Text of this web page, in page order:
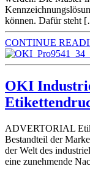
können. Dafür steht
CONTINUE
OKI
ADVERTORIAL
Bestandteil der
der Welt des
eine zunehmende